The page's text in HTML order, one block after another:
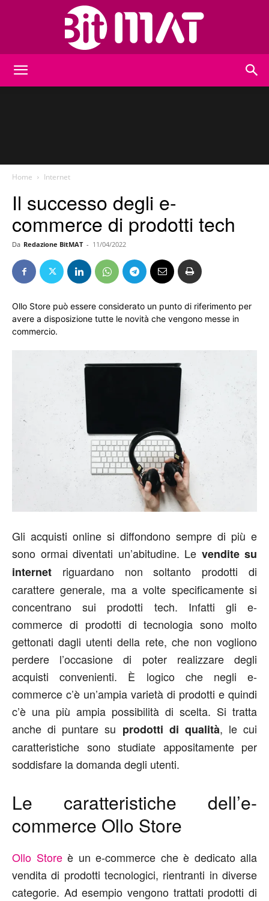
Home Internet
Il successo degli e-
commerce di prodotti tech
Da Redazione BitMAT - 11/04/2022
Ollo Store può essere considerato un punto di riferimento per
avere a disposizione tutte le novità che vengono messe in
commercio.
Gli acquisti online si diffondono sempre di più e
sono ormai diventati un’abitudine. Le vendite su
internet riguardano non soltanto prodotti di
carattere generale, ma a volte specificamente si
concentrano sui prodotti tech. Infatti gli e-
commerce di prodotti di tecnologia sono molto
gettonati dagli utenti della rete, che non vogliono
perdere l’occasione di poter realizzare degli
acquisti convenienti. È logico che negli e-
commerce c’è un’ampia varietà di prodotti e quindi
c’è una più ampia possibilità di scelta. Si tratta
anche di puntare su prodotti di qualità, le cui
caratteristiche sono studiate appositamente per
soddisfare la domanda degli utenti.
Le caratteristiche dell’e-
commerce Ollo Store
Ollo Storeè un e-commerce che è dedicato alla
vendita di prodotti tecnologici, rientranti in diverse
categorie. Ad esempio vengono trattati prodotti di